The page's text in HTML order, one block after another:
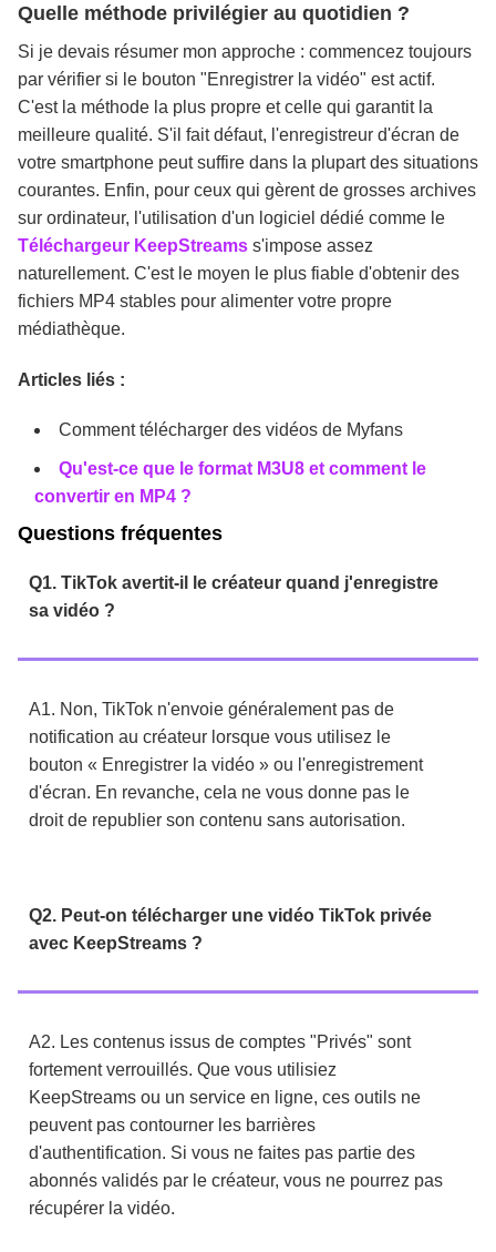
Quelle méthode privilégier au quotidien ?
Si je devais résumer mon approche : commencez toujours
par vérifier si le bouton "Enregistrer la vidéo" est actif.
C'est la méthode la plus propre et celle qui garantit la
meilleure qualité. S'il fait défaut, l'enregistreur d'écran de
votre smartphone peut suffire dans la plupart des situations
courantes. Enfin, pour ceux qui gèrent de grosses archives
sur ordinateur, l'utilisation d'un logiciel dédié comme le
Téléchargeur KeepStreams s'impose assez
naturellement. C'est le moyen le plus fiable d'obtenir des
fichiers MP4 stables pour alimenter votre propre
médiathèque.
Articles liés :
Comment télécharger des vidéos de Myfans
Qu'est-ce que le format M3U8 et comment le
convertir en MP4 ?
Questions fréquentes
Q1. TikTok avertit-il le créateur quand j'enregistre
sa vidéo ?
A1. Non, TikTok n'envoie généralement pas de
notification au créateur lorsque vous utilisez le
bouton « Enregistrer la vidéo » ou l'enregistrement
d'écran. En revanche, cela ne vous donne pas le
droit de republier son contenu sans autorisation.
Q2. Peut-on télécharger une vidéo TikTok privée
avec KeepStreams ?
A2. Les contenus issus de comptes "Privés" sont
fortement verrouillés. Que vous utilisiez
KeepStreams ou un service en ligne, ces outils ne
peuvent pas contourner les barrières
d'authentification. Si vous ne faites pas partie des
abonnés validés par le créateur, vous ne pourrez pas
récupérer la vidéo.